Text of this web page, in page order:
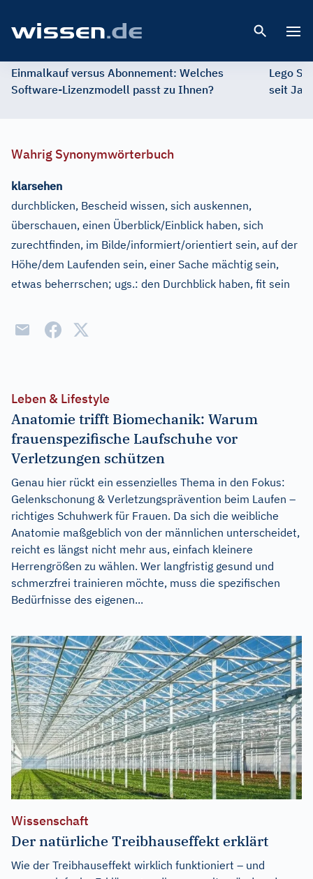
Einmalkauf versus Abonnement: Welches
Software-Lizenzmodell passt zu Ihnen?
Lego
seit
Wahrig Synonymwörterbuch
klarsehen
durchblicken, Bescheid wissen, sich auskennen,
überschauen, einen Überblick/Einblick haben, sich
zurechtfinden, im Bilde/informiert/orientiert sein, auf der
Höhe/dem Laufenden sein, einer Sache mächtig sein,
etwas beherrschen; ugs.: den Durchblick haben, fit sein
Leben & Lifestyle
Anatomie trifft Biomechanik: Warum
frauenspezifische Laufschuhe vor
Verletzungen schützen
Genau hier rückt ein essenzielles Thema in den Fokus:
Gelenkschonung & Verletzungsprävention beim Laufen –
richtiges Schuhwerk für Frauen. Da sich die weibliche
Anatomie maßgeblich von der männlichen unterscheidet,
reicht es längst nicht mehr aus, einfach kleinere
Herrengrößen zu wählen. Wer langfristig gesund und
schmerzfrei trainieren möchte, muss die spezifischen
Bedürfnisse des eigenen...
Wissenschaft
Der natürliche Treibhauseffekt erklärt
Wie der Treibhauseffekt wirklich funktioniert – und